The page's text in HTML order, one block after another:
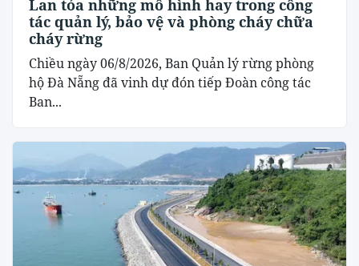
Lan tỏa những mô hình hay trong công
tác quản lý, bảo vệ và phòng cháy chữa
cháy rừng
Chiều ngày 06/8/2026, Ban Quản lý rừng phòng
hộ Đà Nẵng đã vinh dự đón tiếp Đoàn công tác
Ban...